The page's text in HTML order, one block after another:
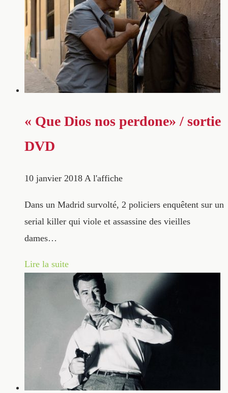
« Que Dios nos perdone» / sortie
DVD
10 janvier 2018 A l'affiche
Dans un Madrid survolté, 2 policiers enquêtent sur un
serial killer qui viole et assassine des vieilles
dames…
Lire la suite